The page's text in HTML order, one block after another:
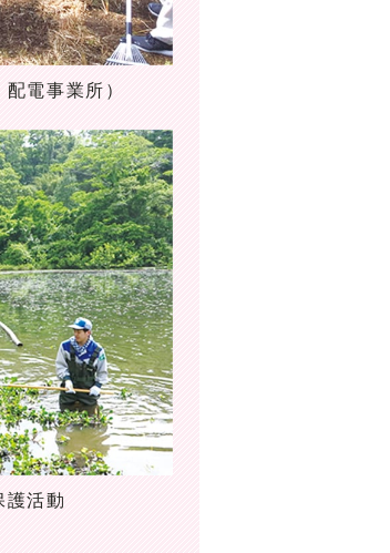
電事業所）
護活動